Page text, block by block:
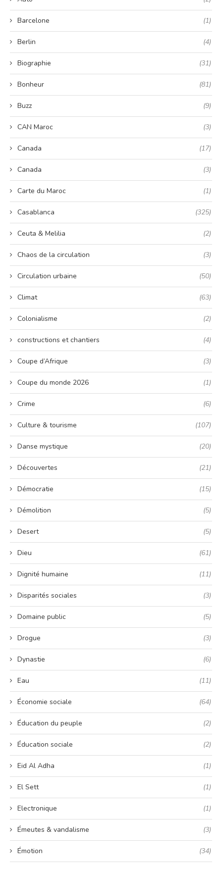
Barcelone (1)
Berlin (4)
Biographie (31)
Bonheur (81)
Buzz (9)
CAN Maroc (3)
Canada (17)
Canada (3)
Carte du Maroc (1)
Casablanca (325)
Ceuta & Melilia (2)
Chaos de la circulation (3)
Circulation urbaine (50)
Climat (63)
Colonialisme (2)
constructions et chantiers (4)
Coupe d’Afrique (3)
Coupe du monde 2026 (1)
Crime (6)
Culture & tourisme (107)
Danse mystique (20)
Découvertes (21)
Démocratie (15)
Démolition (5)
Desert (5)
Dieu (61)
Dignité humaine (11)
Disparités sociales (3)
Domaine public (5)
Drogue (3)
Dynastie (6)
Eau (11)
Économie sociale (64)
Éducation du peuple (2)
Éducation sociale (2)
Eid Al Adha (1)
El Sett (1)
Electronique (1)
Émeutes & vandalisme (3)
Émotion (34)